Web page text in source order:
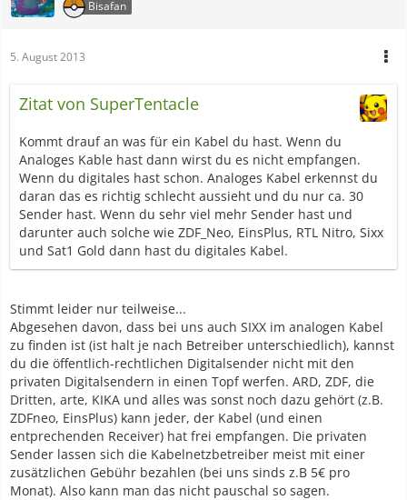
Bisafan
5. August 2013
Zitat von SuperTentacle
Kommt drauf an was für ein Kabel du hast. Wenn du
Analoges Kable hast dann wirst du es nicht empfangen.
Wenn du digitales hast schon. Analoges Kabel erkennst du
daran das es richtig schlecht aussieht und du nur ca. 30
Sender hast. Wenn du sehr viel mehr Sender hast und
darunter auch solche wie ZDF_Neo, EinsPlus, RTL Nitro, Sixx
und Sat1 Gold dann hast du digitales Kabel.
Stimmt leider nur teilweise...
Abgesehen davon, dass bei uns auch SIXX im analogen Kabel
zu finden ist (ist halt je nach Betreiber unterschiedlich), kannst
du die öffentlich-rechtlichen Digitalsender nicht mit den
privaten Digitalsendern in einen Topf werfen. ARD, ZDF, die
Dritten, arte, KIKA und alles was sonst noch dazu gehört (z.B.
ZDFneo, EinsPlus) kann jeder, der Kabel (und einen
entprechenden Receiver) hat frei empfangen. Die privaten
Sender lassen sich die Kabelnetzbetreiber meist mit einer
zusätzlichen Gebühr bezahlen (bei uns sinds z.B 5€ pro
Monat). Also kann man das nicht pauschal so sagen.